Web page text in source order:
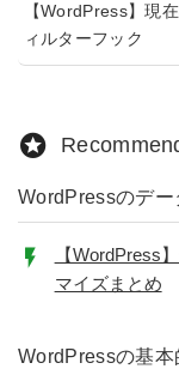
【WordPress】現
ィルターフック
WordPressのデ
【WordPress
マイズまとめ
WordPressの基